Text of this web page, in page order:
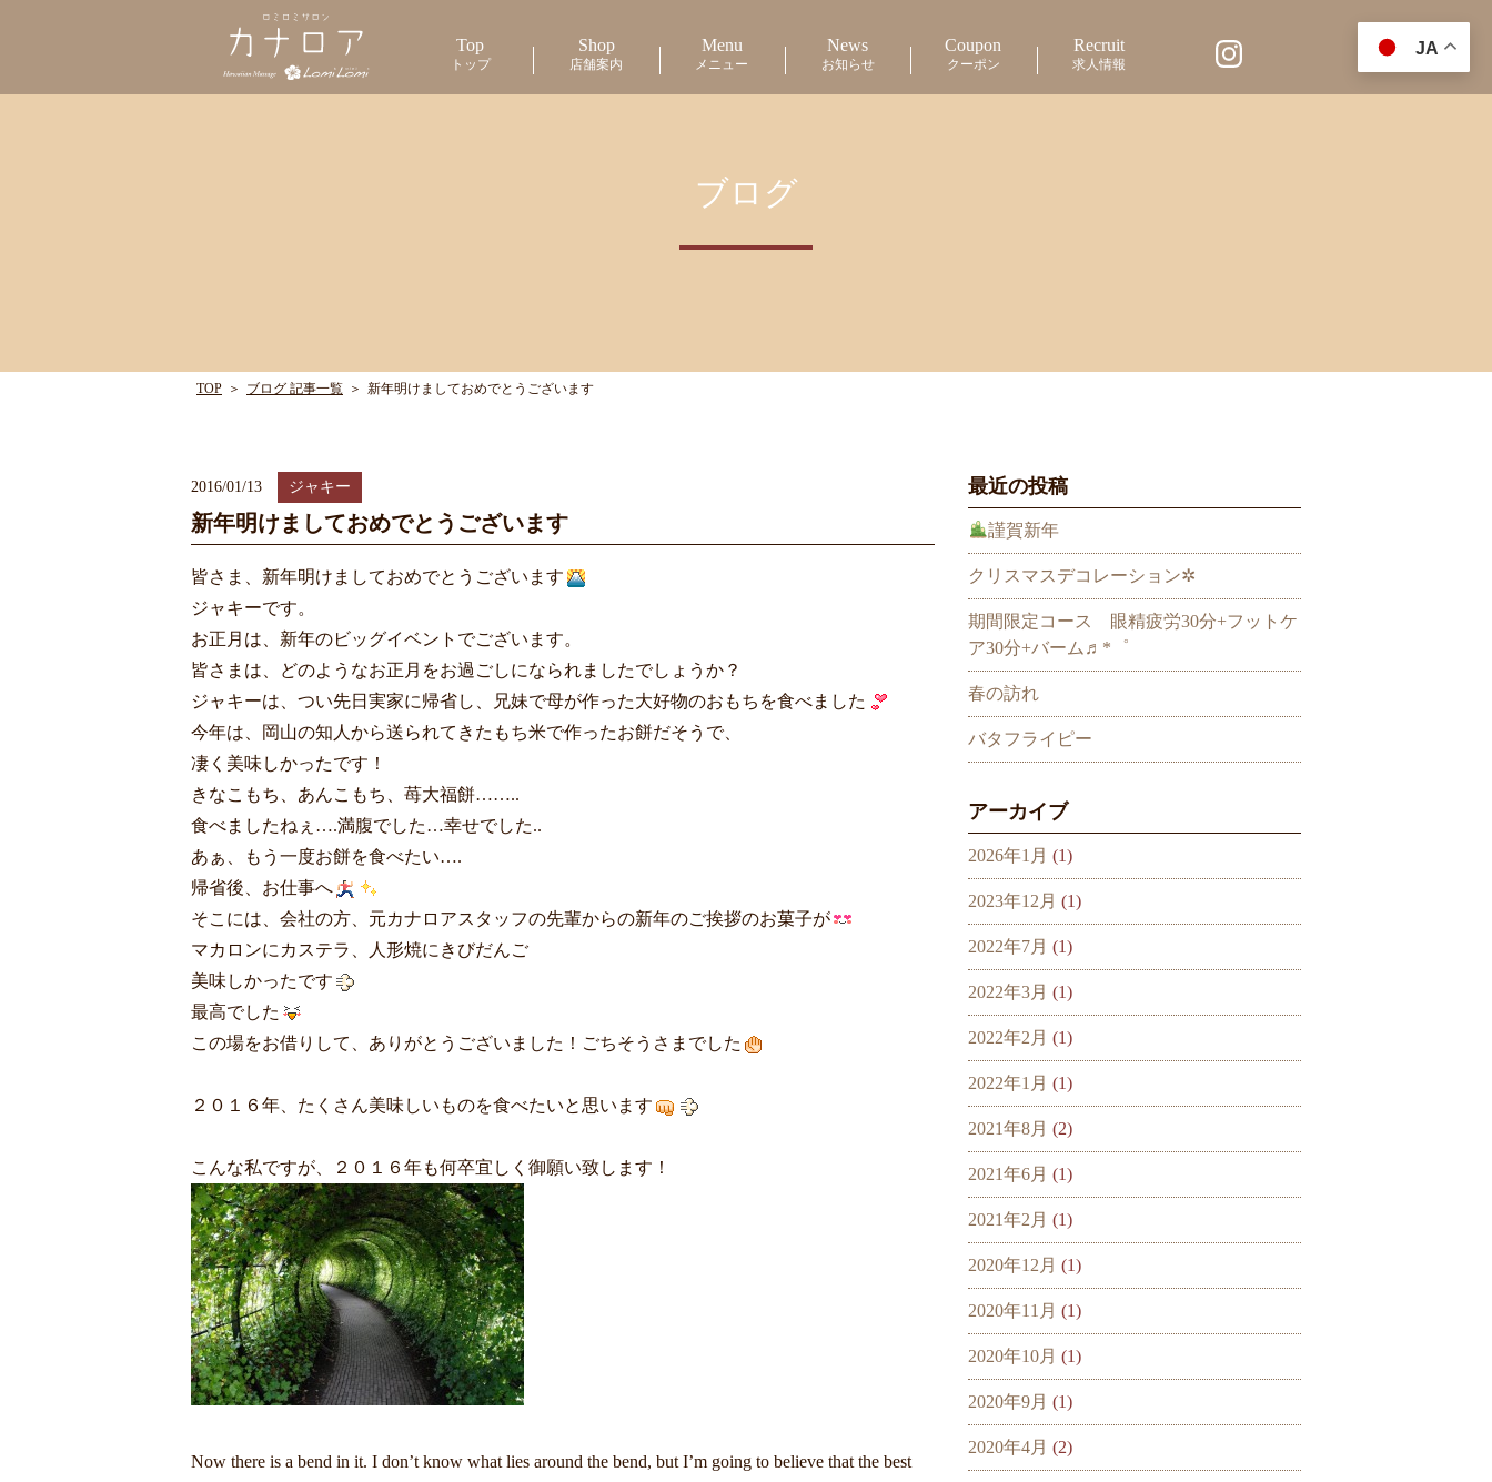
Top
トップ
Shop
店舗案内
Menu
メニュー
News
お知らせ
Coupon
クーポン
Recruit
求人情報
ブログ
TOP ＞ ブログ 記事一覧 ＞ 新年明けましておめでとうございます
2016/01/13 ジャキー
新年明けましておめでとうございます
皆さま、新年明けましておめでとうございます
ジャキーです。
お正月は、新年のビッグイベントでございます。
皆さまは、どのようなお正月をお過ごしになられましたでしょうか？
ジャキーは、つい先日実家に帰省し、兄妹で母が作った大好物のおもちを食べました
今年は、岡山の知人から送られてきたもち米で作ったお餅だそうで、
凄く美味しかったです！
きなこもち、あんこもち、苺大福餅……..
食べましたねぇ….満腹でした…幸せでした..
あぁ、もう一度お餅を食べたい….
帰省後、お仕事へ
そこには、会社の方、元カナロアスタッフの先輩からの新年のご挨拶のお菓子が
マカロンにカステラ、人形焼にきびだんご
美味しかったです
最高でした
この場をお借りして、ありがとうございました！ごちそうさまでした
２０１６年、たくさん美味しいものを食べたいと思います
こんな私ですが、２０１６年も何卒宜しく御願い致します！
Now there is a bend in it. I don’t know what lies around the bend, but I’m going to believe that the best
最近の投稿
謹賀新年
クリスマスデコレーション✲
期間限定コース 眼精疲労30分+フットケ
ア30分+バーム♬*゜
春の訪れ
バタフライピー
アーカイブ
2026年1月 (1)
2023年12月 (1)
2022年7月 (1)
2022年3月 (1)
2022年2月 (1)
2022年1月 (1)
2021年8月 (2)
2021年6月 (1)
2021年2月 (1)
2020年12月 (1)
2020年11月 (1)
2020年10月 (1)
2020年9月 (1)
2020年4月 (2)
JA